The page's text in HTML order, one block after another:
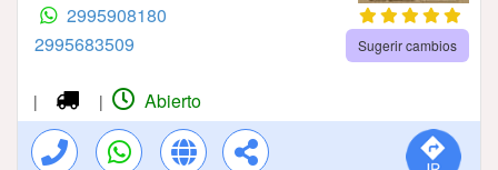
2995908180
2995683509
Sugerir cambios
| | Abierto